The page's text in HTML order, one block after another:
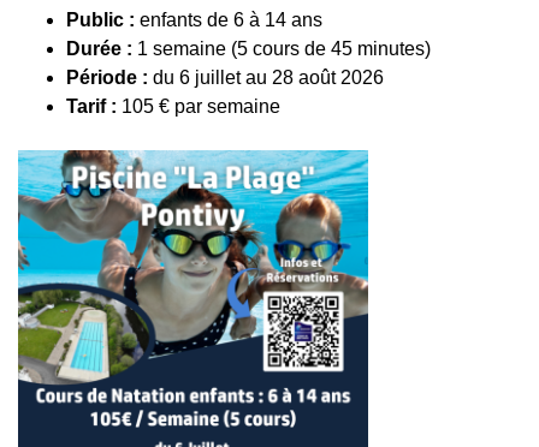
Public : enfants de 6 à 14 ans
Durée : 1 semaine (5 cours de 45 minutes)
Période : du 6 juillet au 28 août 2026
Tarif : 105 € par semaine